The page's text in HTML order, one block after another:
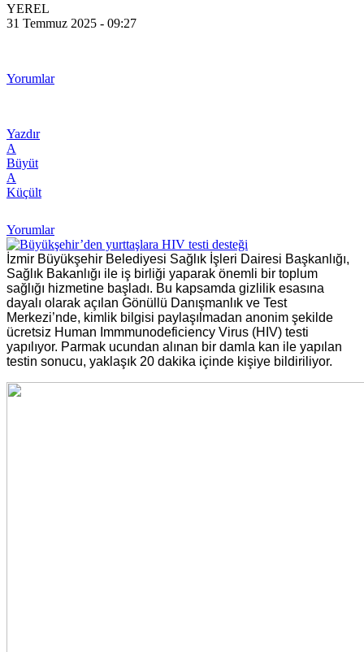
YEREL
31 Temmuz 2025 - 09:27
Yorumlar
Yazdır
A
Büyüt
A
Küçült
Yorumlar
İzmir Büyükşehir Belediyesi Sağlık İşleri Dairesi Başkanlığı,
Sağlık Bakanlığı ile iş birliği yaparak önemli bir toplum
sağlığı hizmetine başladı. Bu kapsamda gizlilik esasına
dayalı olarak açılan Gönüllü Danışmanlık ve Test
Merkezi’nde, kimlik bilgisi paylaşılmadan anonim şekilde
ücretsiz Human Immmunodeficiency Virus (HIV) testi
yapılıyor. Parmak ucundan alınan bir damla kan ile yapılan
testin sonucu, yaklaşık 20 dakika içinde kişiye bildiriliyor.